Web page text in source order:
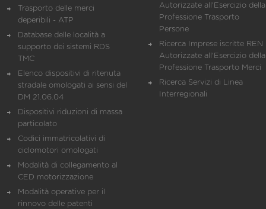
Trasporto delle merci
deperibili - ATP
Database delle località a
supporto dei sistemi RDS
TMC
Elenco dispositivi di ritenuta
stradale omologati ai sensi del
DM 21.06.04
Dispositivi riduzioni di massa
particolato
Codici immatricolativi di
ciclomotori omologati
Modalità di collegamento al
CED motorizzazione
Modalità operative per il
rinnovo delle patenti
Autorizzate all'Esercizio della
Professione Trasporto
Persone
Ricerca Imprese iscritte REN
Autorizzate all'Esercizio della
Professione Trasporto Merci
Ricerca Servizi di Linea
Interregionali